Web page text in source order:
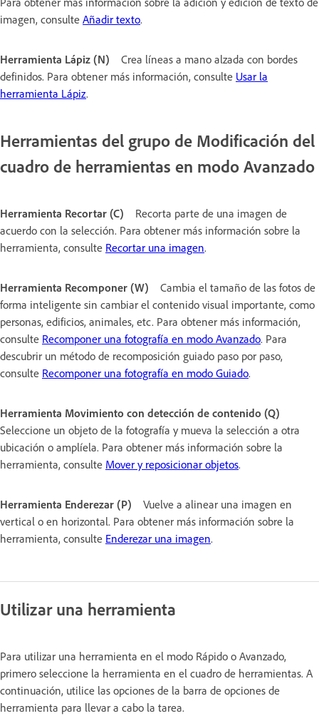
imagen, consulte Añadir texto.
Herramienta Lápiz (N)
Crea líneas a mano alzada con bordes
definidos. Para obtener más información, consulte Usar la
herramienta Lápiz.
Herramientas del grupo de Modificación del
cuadro de herramientas en modo Avanzado
Herramienta Recortar (C)
Recorta parte de una imagen de
acuerdo con la selección. Para obtener más información sobre la
herramienta, consulte Recortar una imagen.
Herramienta Recomponer (W)
Cambia el tamaño de las fotos de
forma inteligente sin cambiar el contenido visual importante, como
personas, edificios, animales, etc. Para obtener más información,
consulte Recomponer una fotografía en modo Avanzado. Para
descubrir un método de recomposición guiado paso por paso,
consulte Recomponer una fotografía en modo Guiado.
Herramienta Movimiento con detección de contenido (Q)
Seleccione un objeto de la fotografía y mueva la selección a otra
ubicación o amplíela. Para obtener más información sobre la
herramienta, consulte Mover y reposicionar objetos.
Herramienta Enderezar (P)
Vuelve a alinear una imagen en
vertical o en horizontal. Para obtener más información sobre la
herramienta, consulte Enderezar una imagen.
Utilizar una herramienta
Para utilizar una herramienta en el modo Rápido o Avanzado,
primero seleccione la herramienta en el cuadro de herramientas. A
continuación, utilice las opciones de la barra de opciones de
herramienta para llevar a cabo la tarea.